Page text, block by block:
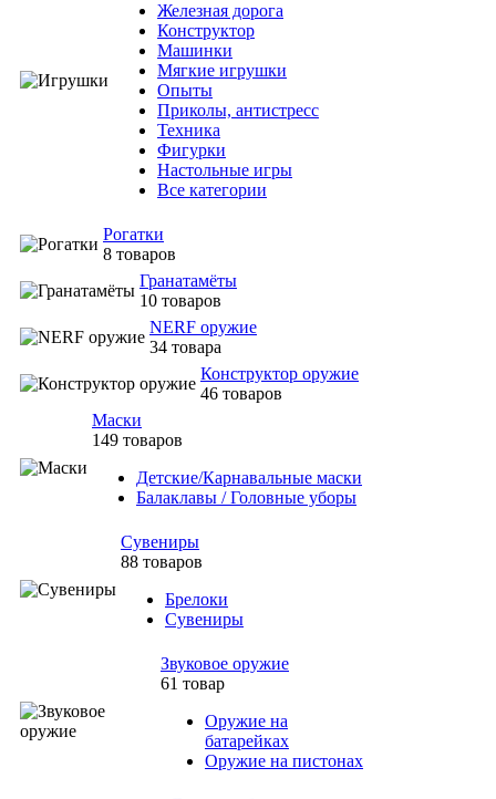
Железная дорога
Конструктор
Машинки
Мягкие игрушки
Опыты
Приколы, антистресс
Техника
Фигурки
Настольные игры
Все категории
Рогатки
8 товаров
Гранатамёты
10 товаров
NERF оружие
34 товара
Конструктор оружие
46 товаров
Маски
149 товаров
Детские/Карнавальные маски
Балаклавы / Головные уборы
Сувениры
88 товаров
Брелоки
Сувениры
Звуковое оружие
61 товар
Оружие на
батарейках
Оружие на пистонах